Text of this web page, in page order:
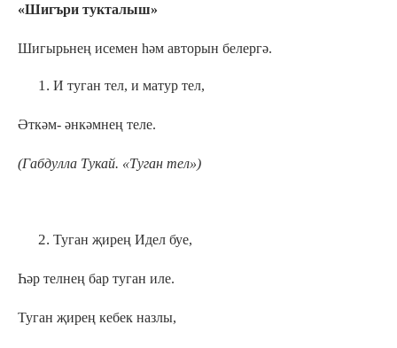
«Шигъри тукталыш»
Шигырьнең исемен һәм авторын белергә.
И туган тел, и матур тел,
Әткәм- әнкәмнең теле.
(Габдулла Тукай. «Туган тел»)
Туган җирең Идел буе,
Һәр телнең бар туган иле.
Туган җирең кебек назлы,